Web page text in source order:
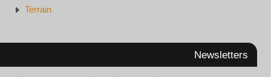
Terrain
Newsletters